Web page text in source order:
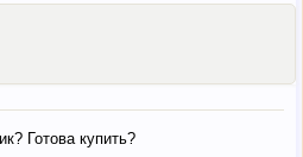
Готова купить?